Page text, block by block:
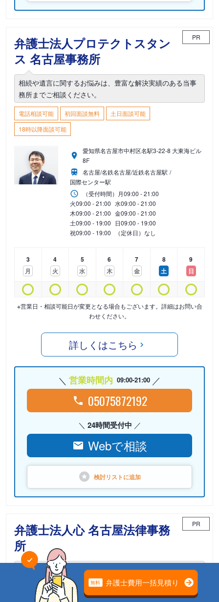
弁護士法人プロテクトスタン
ス 名古屋事務所
PR
相続や遺言に関するお悩みは、豊富な解決実績のある当事
務所までご相談ください。
電話相談可能 初回面談無料
土日面談可能
18時以降面談可能
愛知県名古屋市中村区名駅3-22-8 大東海ビル
8F
名古屋/名鉄名古屋/近鉄名古屋駅
国際センター駅
（受付時間） 月09:00 - 21:00
火09:00 - 21:00 水09:00 - 21:00
木09:00 - 21:00 金09:00 - 21:00
土09:00 - 19:00 日09:00 - 19:00
祝09:00 - 19:00 （定休日）なし
3
月
4
火
5
水
6
木
7
金
8
土
9
日
※営業日・相談可能日が変更となる場合もございます。詳細はお問い合
わせください。
詳しくはこちら
営業時間内 09:00-21:00
05075872192
24時間受付中
Webで相談
検討リストに追加
弁護士法人心 名古屋法律事務
所
PR
相続案件のための「相続チーム」が担当
電話相談可能 初回面談無料
土日面談可能